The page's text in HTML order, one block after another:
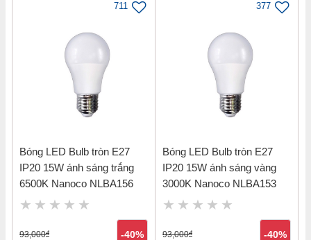
Bạn hoàn toàn yên tâm khi mua thiết bị
chiếu sáng tại VUA HOÀN THIỆN, vì:
PANASONIC, NANOCO, PHILIPS, HAFELE...
Giá bán lẻ hấp dẫn với nhiều ưu đãi, chiết khấu cao, quà
tặng giá trị giúp Quý Khách hàng tiết kiệm tài chính.
Tư vấn tận tình, chu đáo giúp Quý khách chọn được sản
711
Bóng LED Bulb tròn E27
IP20 15W ánh sáng trắng
6500K Nanoco NLBA156
93,000đ -40%
377
Bóng LED Bulb tròn E27
IP20 15W ánh sáng vàng
3000K Nanoco NLBA153
93,000đ -40%